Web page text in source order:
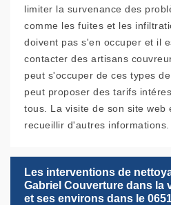
limiter la survenance des
comme les fuites et les
doivent pas s'en occuper et il
contacter des artisans
peut s'occuper de ces types
peut proposer des tarifs
tous. La visite de son site web
recueillir d'autres informations.
Les interventions de
Gabriel Couverture dans la
et ses environs dans le